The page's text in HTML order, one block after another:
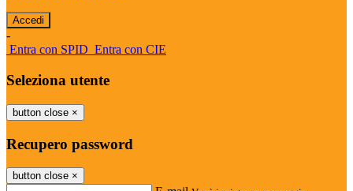
-
Entra con SPID Entra con CIE
Seleziona utente
button close ×
Recupero password
button close ×